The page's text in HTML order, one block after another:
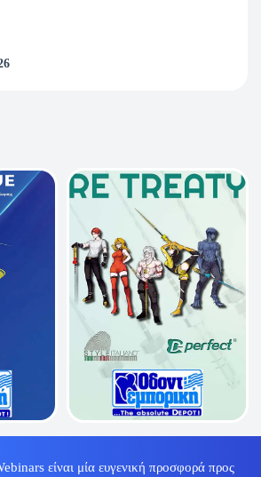
είναι μία ευγενική προσφορά προς